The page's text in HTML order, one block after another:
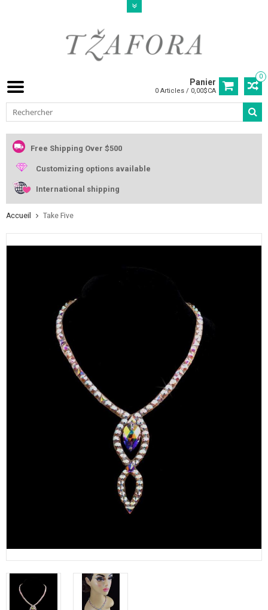
0
Panier
0 Articles / 0,00$CA
Free Shipping Over $500
Customizing options available
International shipping
Accueil Take Five